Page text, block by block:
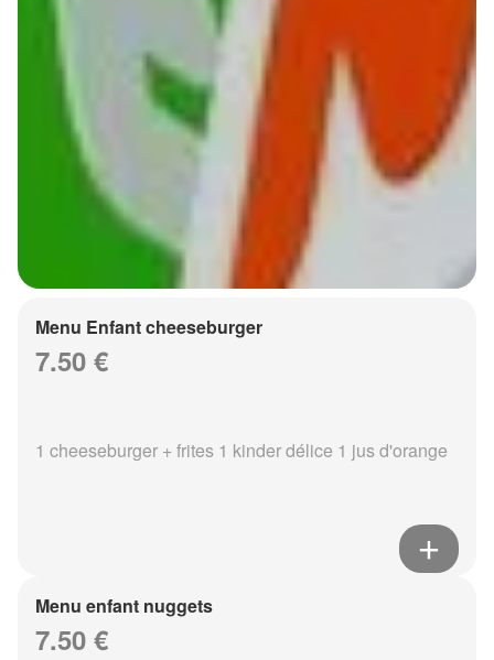
Menu Enfant cheeseburger
7.50 €
1 cheeseburger + frites 1 kinder délice 1 jus d'orange
Menu enfant nuggets
7.50 €